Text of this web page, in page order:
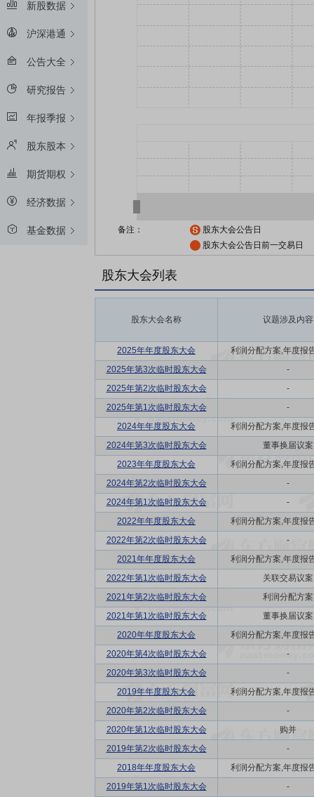
新股数据
沪深港通
公告大全
研究报告
年报季报
股东股本
期货期权
经济数据
基金数据 备注：
股东大会公告日
股东大会公告日前一交易日
股东大会列表
股东大会名称 议题涉及内容
2025年年度股东大会
利润分配方案,年度报
2025年第3次临时股东大会
-
2025年第2次临时股东大会
-
2025年第1次临时股东大会
-
2024年年度股东大会
利润分配方案,年度报
2024年第3次临时股东大会
董事换届议案
2023年年度股东大会
利润分配方案,年度报
2024年第2次临时股东大会
-
2024年第1次临时股东大会
-
2022年年度股东大会
利润分配方案,年度报
2022年第2次临时股东大会
-
2021年年度股东大会
利润分配方案,年度报
2022年第1次临时股东大会
关联交易议案
2021年第2次临时股东大会
利润分配方案
2021年第1次临时股东大会
董事换届议案
2020年年度股东大会
利润分配方案,年度报
2020年第4次临时股东大会
-
2020年第3次临时股东大会
-
2019年年度股东大会
利润分配方案,年度报
2020年第2次临时股东大会
-
2020年第1次临时股东大会
购并
2019年第2次临时股东大会
-
2018年年度股东大会
利润分配方案,年度报
2019年第1次临时股东大会
-